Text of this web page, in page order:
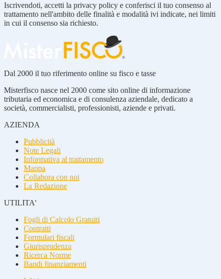
Iscrivendoti, accetti la privacy policy e conferisci il tuo consenso al
trattamento nell'ambito delle finalità e modalità ivi indicate, nei limiti
in cui il consenso sia richiesto.
Dal 2000 il tuo riferimento online su fisco e tasse
Misterfisco nasce nel 2000 come sito online di informazione
tributaria ed economica e di consulenza aziendale, dedicato a
società, commercialisti, professionisti, aziende e privati.
AZIENDA
Pubblicità
Note Legali
Informativa al trattamento
Mappa
Collabora con noi
La Redazione
UTILITA'
Fogli di Calcolo Gratuiti
Contratti
Formulari fiscali
Giurisprudenza
Ricerca Norme
Bandi finanziamenti